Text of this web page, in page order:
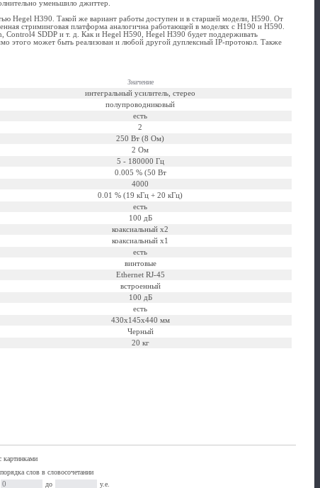
уменьшило джиттер.
Hegel H390. Такой же вариант работы доступен и в старшей модели, H590. От
стриминговая платформа аналогична работающей в моделях с H190 и H590.
SDDP и т. д. Как и Hegel H590, Hegel H390 будет поддерживать
этого может быть реализован и любой другой дуплексный IP-протокол. Также
Значение
интегральный усилитель, стерео
полупроводниковый
есть
2
250 Вт (8 Ом)
2 Ом
5 - 180000 Гц
0.005 % (50 Вт
4000
0.01 % (19 кГц + 20 кГц)
есть
100 дБ
коаксиальный x2
коаксиальный x1
есть
винтовые
Ethernet RJ-45
встроенный
100 дБ
есть
430x145x440 мм
Черный
20 кг
картинками
слов в словосочетании
до у.е.